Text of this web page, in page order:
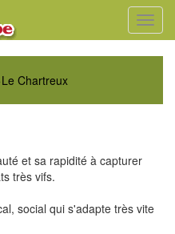
Le Chartreux
et sa rapidité à capturer
très vifs.
social qui s'adapte très vite